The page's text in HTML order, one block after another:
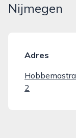
Nijmegen
Adres
2